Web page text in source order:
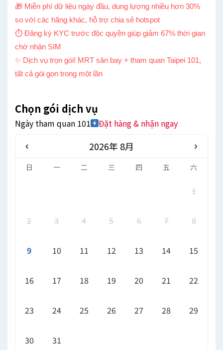
🎁 Miễn phí dữ liệu ngày đầu, dung lượng nhiều hơn 30%
so với các hãng khác, hỗ trợ chia sẻ hotspot
⏱ Đăng ký KYC trước độc quyền giúp giảm 67% thời gian
chờ nhận SIM
✨ Dịch vụ trọn gói! MRT sân bay + tham quan Taipei 101,
tất cả gói gọn trong một lần
Chọn gói dịch vụ
Ngày tham quan 101 Đặt hàng & nhận ngay
‹ 2026年 8月 ›
日 一 二 三 四 五 六
1
2 3 4 5 6 7 8
9 10 11 12 13 14 15
16 17 18 19 20 21 22
23 24 25 26 27 28 29
30 31